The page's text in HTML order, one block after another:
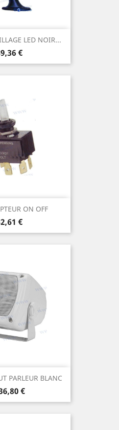
LED NOIR...
€
ON OFF
€
PARLEUR BLANC
€